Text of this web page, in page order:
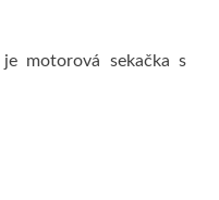
motorová sekačka s